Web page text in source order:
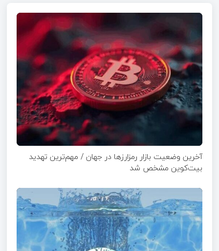
آخرین وضعیت بازار رمزارزها در جهان / مهم‌ترین تهدید
بیت‌کوین مشخص شد